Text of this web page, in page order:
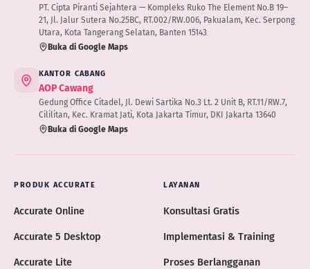
PT. Cipta Piranti Sejahtera — Kompleks Ruko The Element No.B 19–
21, Jl. Jalur Sutera No.25BC, RT.002/RW.006, Pakualam, Kec. Serpong
Utara, Kota Tangerang Selatan, Banten 15143
Buka di Google Maps
KANTOR CABANG
AOP Cawang
Gedung Office Citadel, Jl. Dewi Sartika No.3 Lt. 2 Unit B, RT.11/RW.7,
Cililitan, Kec. Kramat Jati, Kota Jakarta Timur, DKI Jakarta 13640
Buka di Google Maps
PRODUK ACCURATE
Accurate Online
Accurate 5 Desktop
Accurate Lite
LAYANAN
Konsultasi Gratis
Implementasi & Training
Proses Berlangganan